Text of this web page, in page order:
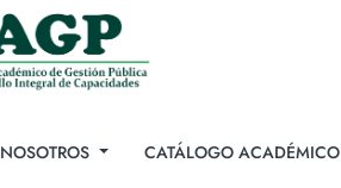
NOSOTROS CATÁLOGO ACADÉMICO